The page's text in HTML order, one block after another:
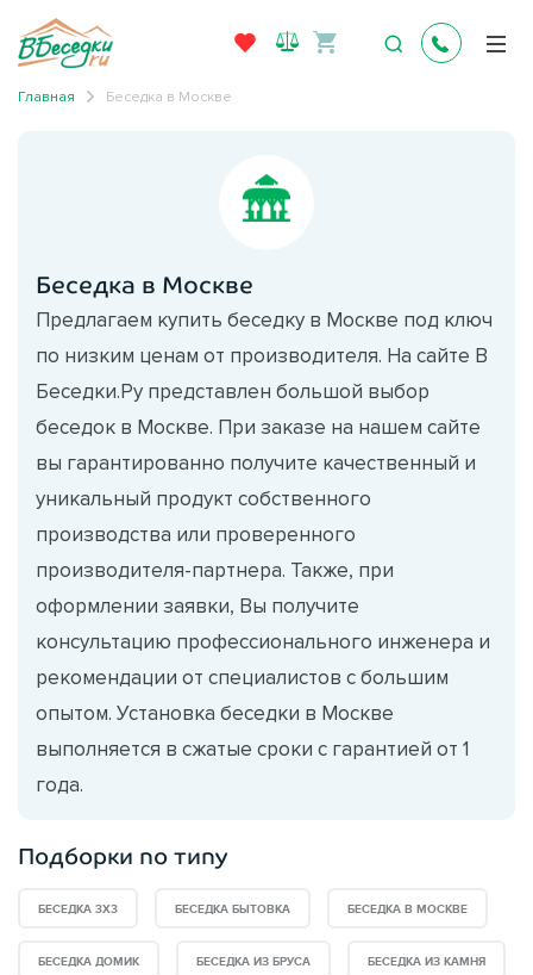
Главная Беседка в Москве
Беседка в Москве
Предлагаем купить беседку в Москве под ключ
по низким ценам от производителя. На сайте В
Беседки.Ру представлен большой выбор
беседок в Москве. При заказе на нашем сайте
вы гарантированно получите качественный и
уникальный продукт собственного
производства или проверенного
производителя-партнера. Также, при
оформлении заявки, Вы получите
консультацию профессионального инженера и
рекомендации от специалистов с большим
опытом. Установка беседки в Москве
выполняется в сжатые сроки с гарантией от 1
года.
Подборки по типу
БЕСЕДКА 3Х3 БЕСЕДКА БЫТОВКА БЕСЕДКА В МОСКВЕ
БЕСЕДКА ДОМИК БЕСЕДКА ИЗ БРУСА БЕСЕДКА ИЗ КАМНЯ